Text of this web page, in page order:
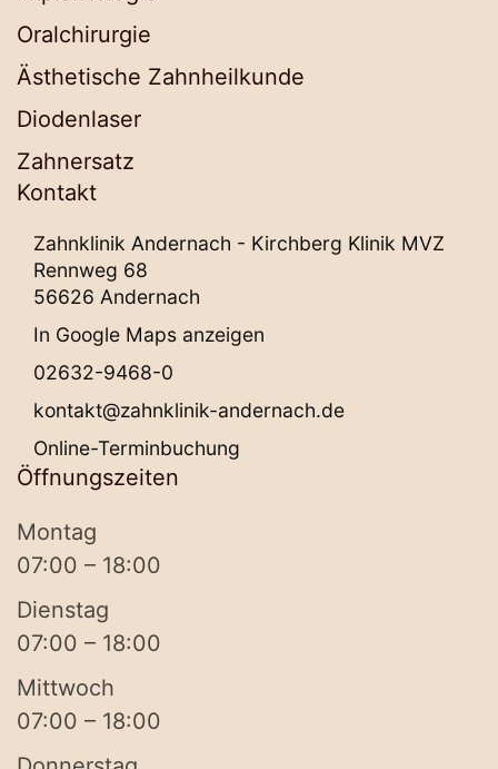
Oralchirurgie
Ästhetische Zahnheilkunde
Diodenlaser
Zahnersatz
Kontakt
Zahnklinik Andernach - Kirchberg Klinik MVZ
Rennweg 68
56626 Andernach
In Google Maps anzeigen
02632-9468-0
kontakt@zahnklinik-andernach.de
Online-Terminbuchung
Öffnungszeiten
Montag
07:00 – 18:00
Dienstag
07:00 – 18:00
Mittwoch
07:00 – 18:00